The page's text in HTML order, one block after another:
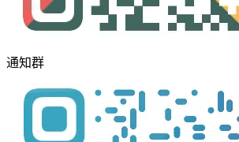
通知群